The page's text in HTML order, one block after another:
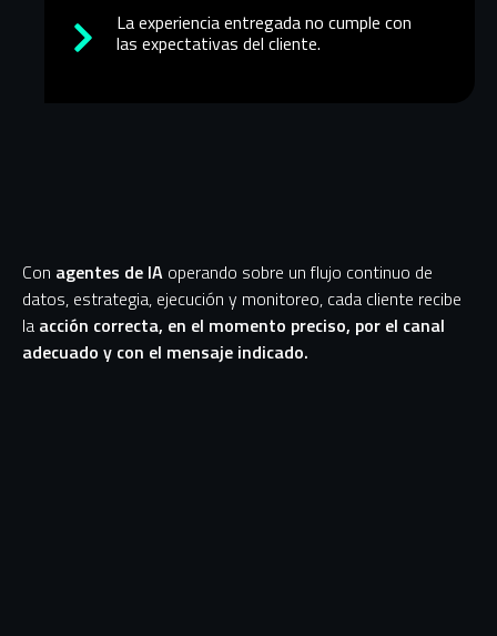
La experiencia entregada no cumple con
las expectativas del cliente.
Con agentes de IA operando sobre un flujo continuo de
datos, estrategia, ejecución y monitoreo, cada cliente recibe
la acción correcta, en el momento preciso, por el canal
adecuado y con el mensaje indicado.